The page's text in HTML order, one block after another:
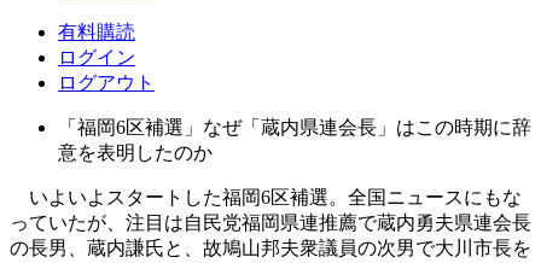
有料購読
ログイン
ログアウト
「福岡6区補選」なぜ「蔵内県連会長」はこの時期に辞
意を表明したのか
いよいよスタートした福岡6区補選。全国ニュースにもな
っていたが、注目は自民党福岡県連推薦で蔵内勇夫県連会長
の長男、蔵内謙氏と、故鳩山邦夫衆議員の次男で大川市長を